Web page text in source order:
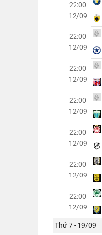
22:00
12/09
22:00
12/09
22:00
12/09
22:00
12/09
22:00
12/09
22:00
12/09
22:00
12/09
Thứ 7 - 19/09